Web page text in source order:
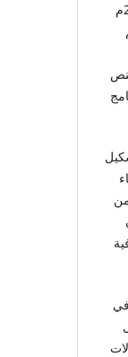
فيها، من خلال تحليل أربعة إعلانات سياحية نفّذتها الهيئة السعودية للسياحة عام 2020م